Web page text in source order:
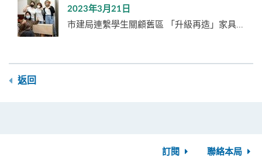
2023年3月21日
市建局連繫學生關顧舊區 「升級再造」家具...
返回
訂閱 聯絡本局